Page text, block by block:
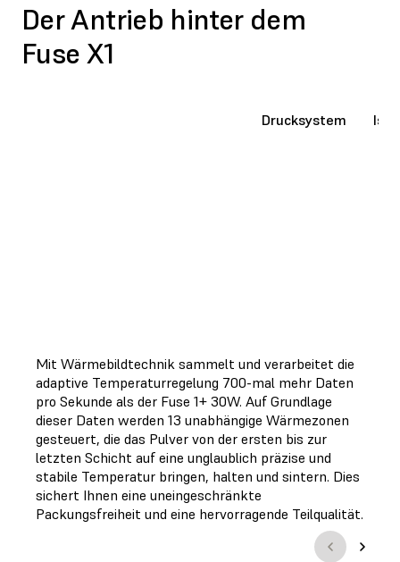
Der Antrieb hinter dem
Fuse X1
Drucksystem
Mit Wärmebildtechnik sammelt und verarbeitet die
adaptive Temperaturregelung 700-mal mehr Daten
pro Sekunde als der Fuse 1+ 30W. Auf Grundlage
dieser Daten werden 13 unabhängige Wärmezonen
gesteuert, die das Pulver von der ersten bis zur
letzten Schicht auf eine unglaublich präzise und
stabile Temperatur bringen, halten und sintern. Dies
sichert Ihnen eine uneingeschränkte
Packungsfreiheit und eine hervorragende Teilqualität.